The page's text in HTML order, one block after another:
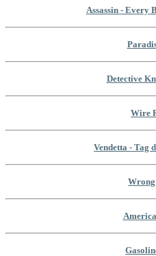
Assassin - Every
Detective
Wire
Vendetta - Tag
Wrong